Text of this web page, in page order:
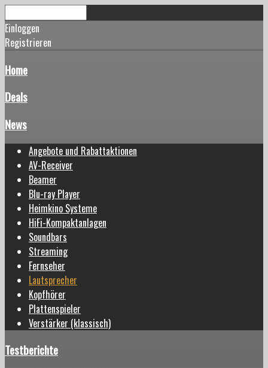
Einloggen
Registrieren
Home
Deals
News
Angebote und Rabattaktionen
AV-Receiver
Beamer
Blu-ray Player
Heimkino Systeme
HiFi-Kompaktanlagen
Soundbars
Streaming
Fernseher
Lautsprecher
Kopfhörer
Plattenspieler
Verstärker (klassisch)
Testberichte